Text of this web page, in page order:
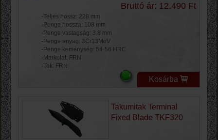
Bruttó ár: 12.490 Ft
-Teljes hossz: 228 mm
-Penge hossza: 108 mm
-Penge vastagság: 3.8 mm
-Penge anyag: 3Cr13MoV
-Penge keménység: 54-56 HRC
-Markolat: FRN
-Tok: FRN
Kosárba
Takumitak Terminal
Fixed Blade TKF320